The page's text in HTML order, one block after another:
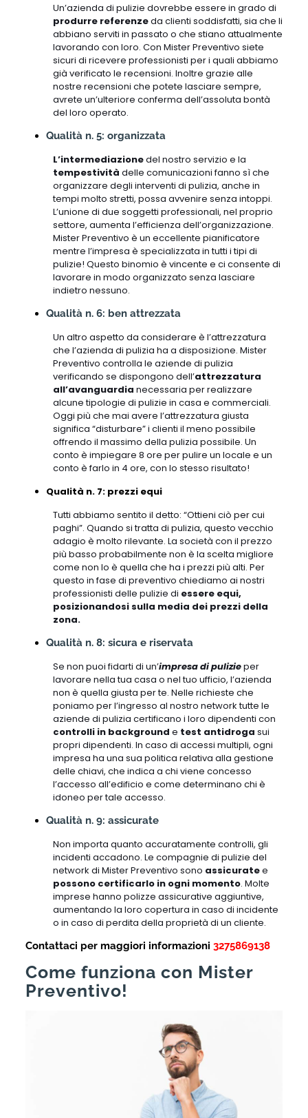
Un’azienda di pulizie dovrebbe essere in grado di
produrre referenzeda clienti soddisfatti, sia che li
abbiano serviti in passato o che stiano attualmente
lavorando con loro. Con Mister Preventivo siete
sicuri di ricevere professionisti per i quali abbiamo
già verificato le recensioni. Inoltre grazie alle
nostre recensioni che potete lasciare sempre,
avrete un’ulteriore conferma dell’assoluta bontà
del loro operato.
Qualità n. 5: organizzata
L’intermediazionedel nostro servizio e la
tempestività delle comunicazioni fanno sì che
organizzare degli interventi di pulizia, anche in
tempi molto stretti, possa avvenire senza intoppi.
L’unione di due soggetti professionali, nel proprio
settore, aumenta l’efficienza dell’organizzazione.
Mister Preventivo è un eccellente pianificatore
mentre l’impresa è specializzata in tutti i tipi di
pulizie! Questo binomio è vincente e ci consente di
lavorare in modo organizzato senza lasciare
indietro nessuno.
Qualità n. 6: ben attrezzata
Un altro aspetto da considerare è l’attrezzatura
che l’azienda di pulizia ha a disposizione. Mister
Preventivo controlla le aziende di pulizia
verificando se dispongono dell’attrezzatura
all’avanguardia necessaria per realizzare
alcune tipologie di pulizie in casa e commerciali.
Oggi più che mai avere l’attrezzatura giusta
significa “disturbare” i clienti il meno possibile
offrendo il massimo della pulizia possibile. Un
conto è impiegare 8 ore per pulire un locale e un
conto è farlo in 4 ore, con lo stesso risultato!
Qualità n. 7: prezzi equi
Tutti abbiamo sentito il detto: “Ottieni ciò per cui
paghi”. Quando si tratta di pulizia, questo vecchio
adagio è molto rilevante. La società con il prezzo
più basso probabilmente non è la scelta migliore
come non lo è quella che ha i prezzi più alti. Per
questo in fase di preventivo chiediamo ai nostri
professionisti delle pulizie di essere equi,
posizionandosi sulla media dei prezzi della
zona.
Qualità n. 8: sicura e riservata
Se non puoi fidarti di un’impresa di pulizieper
lavorare nella tua casa o nel tuo ufficio, l’azienda
non è quella giusta per te. Nelle richieste che
poniamo per l’ingresso al nostro network tutte le
aziende di pulizia certificano i loro dipendenti con
controlli in background e test antidroga sui
propri dipendenti. In caso di accessi multipli, ogni
impresa ha una sua politica relativa alla gestione
delle chiavi, che indica a chi viene concesso
l’accesso all’edificio e come determinano chi è
idoneo per tale accesso.
Qualità n. 9: assicurate
Non importa quanto accuratamente controlli, gli
incidenti accadono. Le compagnie di pulizie del
network di Mister Preventivo sono assicuratee
possono certificarlo in ogni momento. Molte
imprese hanno polizze assicurative aggiuntive,
aumentando la loro copertura in caso di incidente
o in caso di perdita della proprietà di un cliente.
Contattaci per maggiori informazioni 3275869138
Come funziona con Mister
Preventivo!